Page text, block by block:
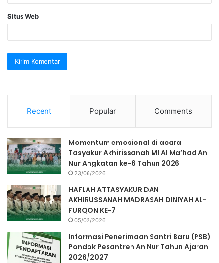
Situs Web
Recent Popular Comments
Momentum emosional di acara
Tasyakur Akhirissanah MI Al Ma’had An
Nur Angkatan ke-6 Tahun 2026
23/06/2026
HAFLAH ATTASYAKUR DAN
AKHIRUSSANAH MADRASAH DINIYAH AL-
FURQON KE-7
05/02/2026
Informasi Penerimaan Santri Baru (PSB)
Pondok Pesantren An Nur Tahun Ajaran
2026/2027